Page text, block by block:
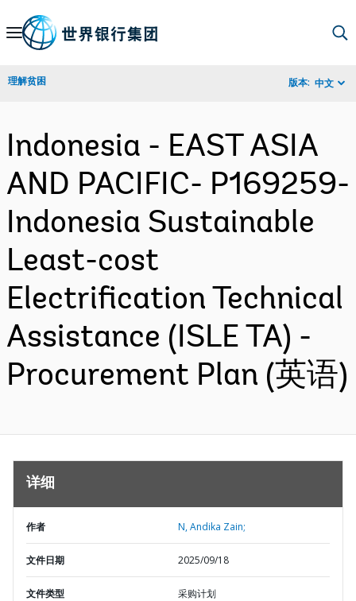
Skip
Navigation
理解贫困 版本: 中文
Indonesia - EAST ASIA
AND PACIFIC- P169259-
Indonesia Sustainable
Least-cost
Electrification Technical
Assistance (ISLE TA) -
Procurement Plan (英语)
详细
作者 N, Andika Zain;
文件日期 2025/09/18
文件类型 采购计划